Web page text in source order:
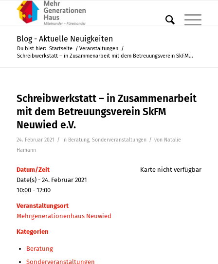
Blog - Aktuelle Neuigkeiten
Du bist hier: Startseite / Veranstaltungen /
Schreibwerkstatt – in Zusammenarbeit mit dem Betreuungsverein SkFM...
Schreibwerkstatt – in Zusammenarbeit
mit dem Betreuungsverein SkFM
Neuwied e.V.
24. Februar 2021 / in Beratung, Sonderveranstaltungen / von Natalie
Hamann
Karte nicht verfügbar
Datum/Zeit
Date(s) - 24. Februar 2021
10:00 - 12:00
Veranstaltungsort
Mehrgenerationenhaus Neuwied
Kategorien
Beratung
Sonderveranstaltungen